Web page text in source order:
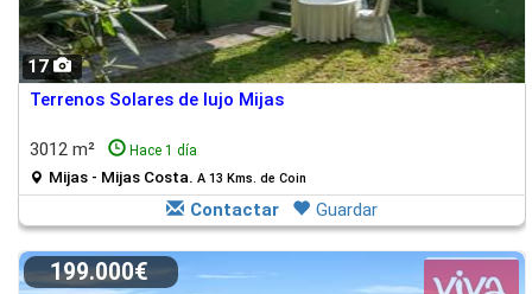
17
Terrenos Solares de lujo Mijas
3012 m² Hace 1 día
Mijas - Mijas Costa. A 13 Kms. de Coin
Contactar Guardar
199.000€